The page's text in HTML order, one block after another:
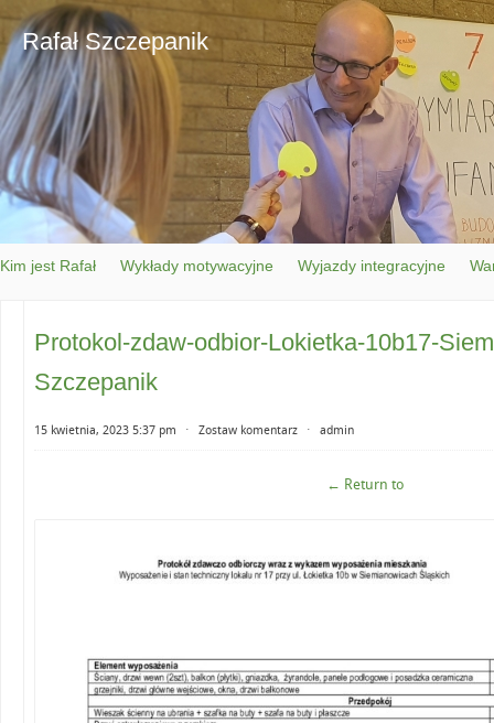
Rafał Szczepanik
Kim jest Rafał Wykłady motywacyjne Wyjazdy integracyjne
Protokol-zdaw-odbior-Lokietka-10b17-
Szczepanik
15 kwietnia, 2023 5:37 pm ⋅ Zostaw komentarz ⋅ admin
← Return to